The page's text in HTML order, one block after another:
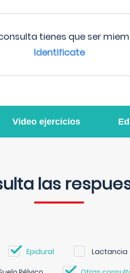
tienes que ser
Identificate
Video ejercicios
las
Epidural Lactancia